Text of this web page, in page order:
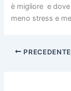
è migliore e
meno stress e
PRECEDENTE